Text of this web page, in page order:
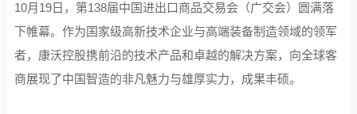
10月19日，第138届中国进出口商品交易会（广交会）圆满落
下帷幕。作为国家级高新技术企业与高端装备制造领域的领军
者，康沃控股携前沿的技术产品和卓越的解决方案，向全球客
商展现了中国智造的非凡魅力与雄厚实力，成果丰硕。